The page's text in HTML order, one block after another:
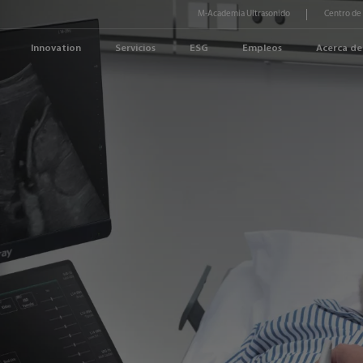
Innovation Servicios ESG Empleos Acerca
M-Academia Ultrasonido Centro de